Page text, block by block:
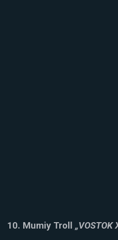
10. Mumiy Troll „VOSTOK